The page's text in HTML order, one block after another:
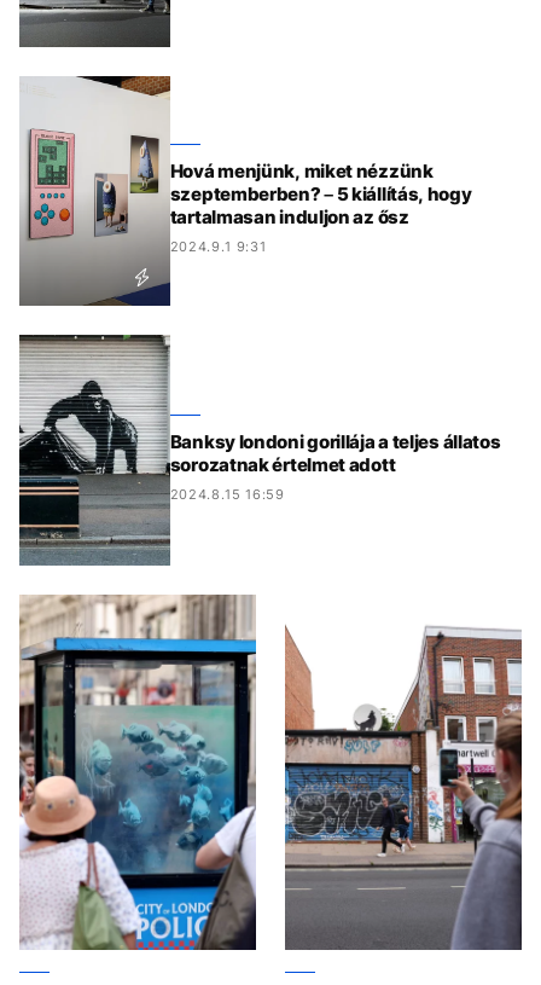
Hová menjünk, miket nézzünk
szeptemberben? – 5 kiállítás, hogy
tartalmasan induljon az ősz
2024.9.1 9:31
Banksy londoni gorillája a teljes állatos
sorozatnak értelmet adott
2024.8.15 16:59